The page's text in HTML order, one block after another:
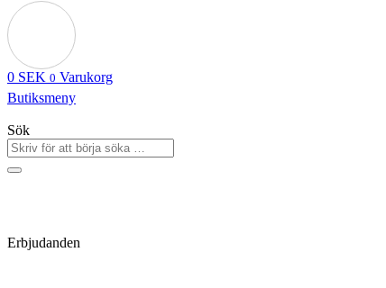
0 SEK 0 Varukorg
Butiksmeny
Sök
Erbjudanden